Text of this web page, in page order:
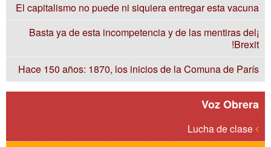
El capitalismo no puede ni siquiera entregar esta vacuna
¡Basta ya de esta incompetencia y de las mentiras del
Brexit!
Hace 150 años: 1870, los inicios de la Comuna de París
Voz Obrera